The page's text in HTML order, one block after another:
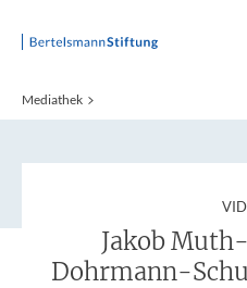
Startseite
Mediathek
Jakob
Dohrmann-